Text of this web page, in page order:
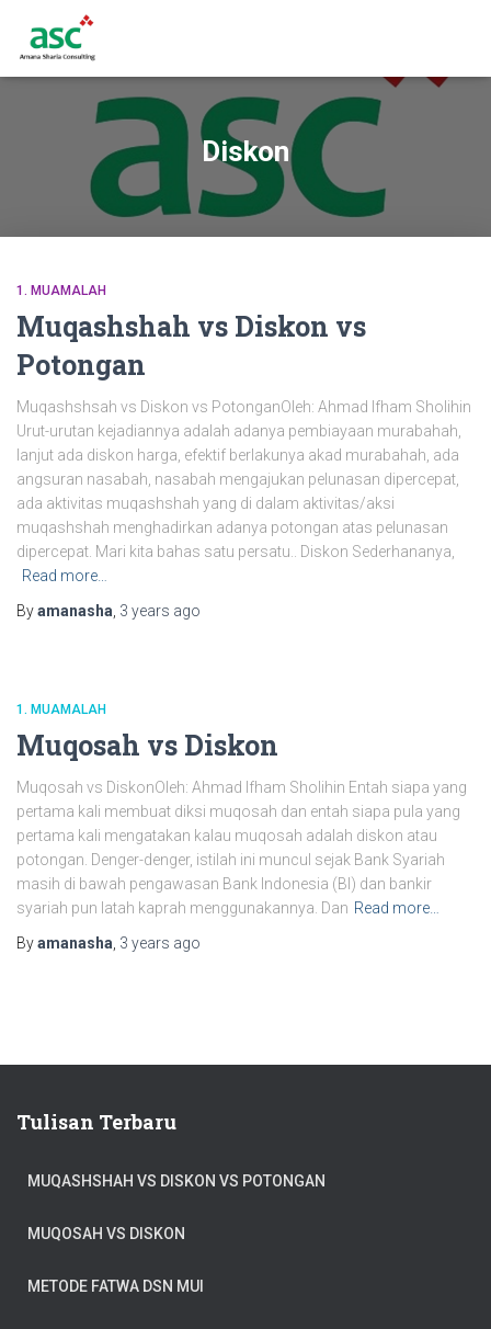
Diskon
1. MUAMALAH
Muqashshah vs Diskon vs
Potongan
Muqashshsah vs Diskon vs PotonganOleh: Ahmad Ifham Sholihin
Urut-urutan kejadiannya adalah adanya pembiayaan murabahah,
lanjut ada diskon harga, efektif berlakunya akad murabahah, ada
angsuran nasabah, nasabah mengajukan pelunasan dipercepat,
ada aktivitas muqashshah yang di dalam aktivitas/aksi
muqashshah menghadirkan adanya potongan atas pelunasan
dipercepat. Mari kita bahas satu persatu.. Diskon Sederhananya,
Read more…
Byamanasha 3 years ago
1. MUAMALAH
Muqosah vs Diskon
Muqosah vs DiskonOleh: Ahmad Ifham Sholihin Entah siapa yang
pertama kali membuat diksi muqosah dan entah siapa pula yang
pertama kali mengatakan kalau muqosah adalah diskon atau
potongan. Denger-denger, istilah ini muncul sejak Bank Syariah
masih di bawah pengawasan Bank Indonesia (BI) dan bankir
syariah pun latah kaprah menggunakannya. Dan Read more…
Byamanasha 3 years ago
Tulisan Terbaru
MUQASHSHAH VS DISKON VS POTONGAN
MUQOSAH VS DISKON
METODE FATWA DSN MUI